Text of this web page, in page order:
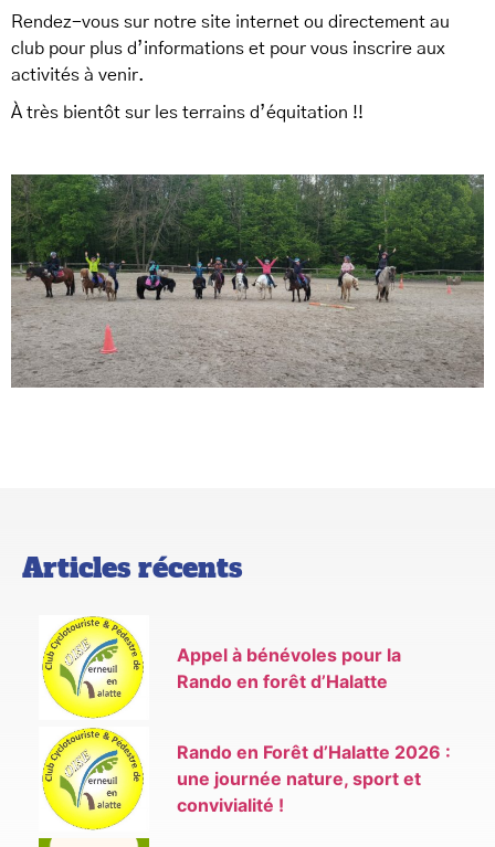
Rendez-vous sur notre site internet ou directement au
club pour plus d’informations et pour vous inscrire aux
activités à venir.
À très bientôt sur les terrains d’équitation !!
Articles récents
Appel à bénévoles pour la
Rando en forêt d’Halatte
Rando en Forêt d’Halatte 2026 :
une journée nature, sport et
convivialité !